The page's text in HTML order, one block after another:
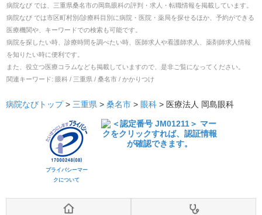
病院なび では、 三重県桑名市の岡島眼科の評判・求人・転職情報を掲載しています。
病院なび では市区町村別/診療科目別に病院・医院・薬局を探せるほか、予約ができる
医療機関や、キーワードでの検索も可能です。
病院を探したい時、診療時間を調べたい時、医師求人や看護師求人、薬剤師求人情報
を知りたい時に便利です。
また、役立つ医療コラムなども掲載していますので、是非ご覧になってください。
関連キーワード: 眼科 / 三重県 / 桑名市 / かかりつけ
病院なびトップ> 三重県 > 桑名市 > 眼科 > 医療法人 岡島眼科
プライバシーマー
クについて